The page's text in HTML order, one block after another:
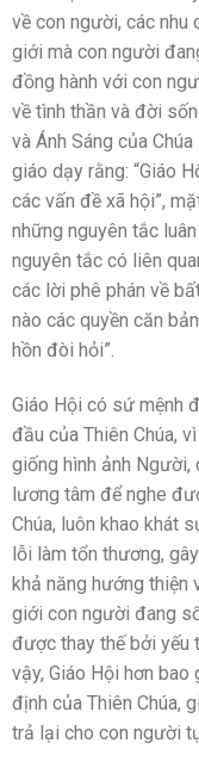
về con người, các nhu
giới mà con người
đồng hành với con
về tình thần và đời
và Ánh Sáng của
giáo dạy rằng: “Giáo
các vấn đề xã hội”,
những nguyên tắc
nguyên tắc có liên
các lời phê phán về
nào các quyền căn
hồn đòi hỏi”.
Giáo Hội có sứ mệnh
đầu của Thiên Chúa,
giống hình ảnh Người,
lương tâm để nghe
Chúa, luôn khao khát
lỗi làm tổn thương,
khả năng hướng thiện
giới con người đang
được thay thế bởi
vậy, Giáo Hội hơn
định của Thiên Chúa,
trả lại cho con người